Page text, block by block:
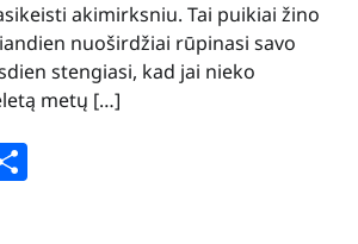
akimirksniu. Tai puikiai žino
nuoširdžiai rūpinasi savo
stengiasi, kad jai nieko
metų […]